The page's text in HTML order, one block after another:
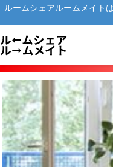
ルームシェアルームメイト